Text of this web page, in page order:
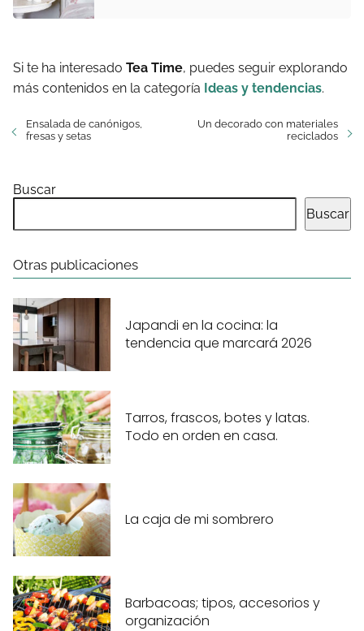
Si te ha interesado Tea Time, puedes seguir explorando
más contenidos en la categoría Ideas y tendencias.
Ensalada de canónigos,
fresas y setas
Un decorado con materiales
reciclados
Buscar
Buscar
Otras publicaciones
Japandi en la cocina: la
tendencia que marcará 2026
Tarros, frascos, botes y latas.
Todo en orden en casa.
La caja de mi sombrero
Barbacoas; tipos, accesorios y
organización